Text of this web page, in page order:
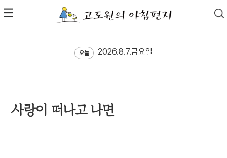
오늘 2026.8.7.금요일
사랑이 떠나고 나면